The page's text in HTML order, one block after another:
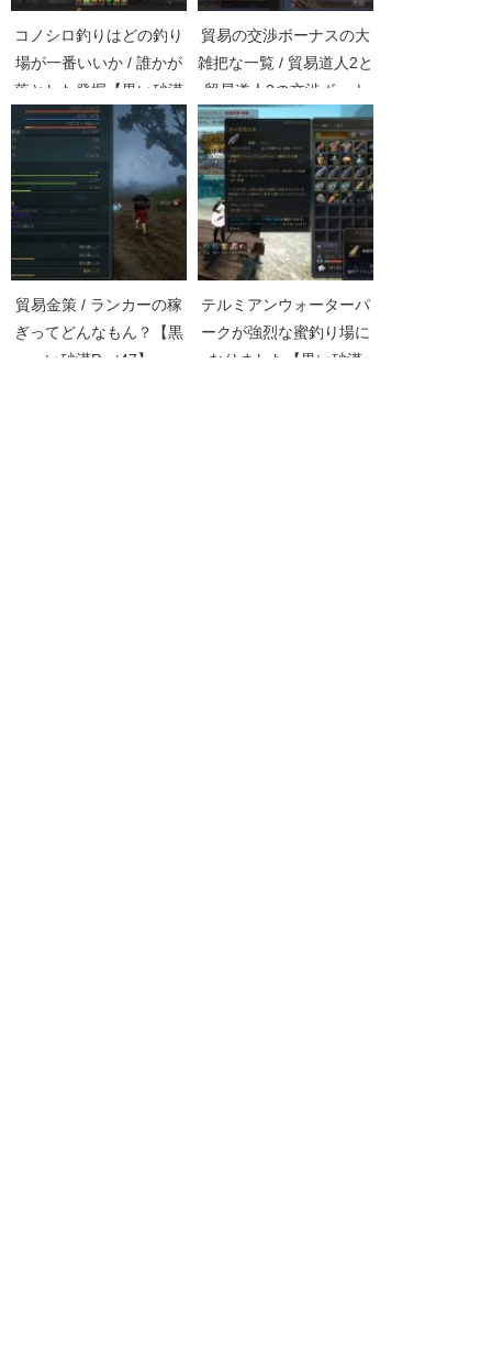
コノシロ釣りはどの釣り
場が一番いいか / 誰かが
落とした発掘【黒い砂漠
Part4581】
貿易の交渉ボーナスの大
雑把な一覧 / 貿易道人2と
貿易道人3の交渉ボーナ
ス【黒い砂漠Part2307】
貿易金策 / ランカーの稼
ぎってどんなもん？【黒
い砂漠Part47】
テルミアンウォーターパ
ークが強烈な蜜釣り場に
なりました【黒い砂漠